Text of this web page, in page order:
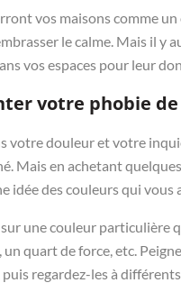
vos maisons comme
le calme. Mais il y
vos espaces pour leur
votre phobie
votre douleur et votre
Mais en achetant
idée des couleurs qui
une couleur particulière
quart de force, etc.
regardez-les à